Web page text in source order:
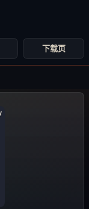
下载页